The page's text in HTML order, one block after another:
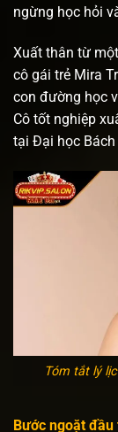
ngừng học hỏi
Xuất thân từ
cô gái trẻ Mira
con đường học
Cô tốt nghiệp
tại Đại học
Tóm tắt lý
Bước ngoặt